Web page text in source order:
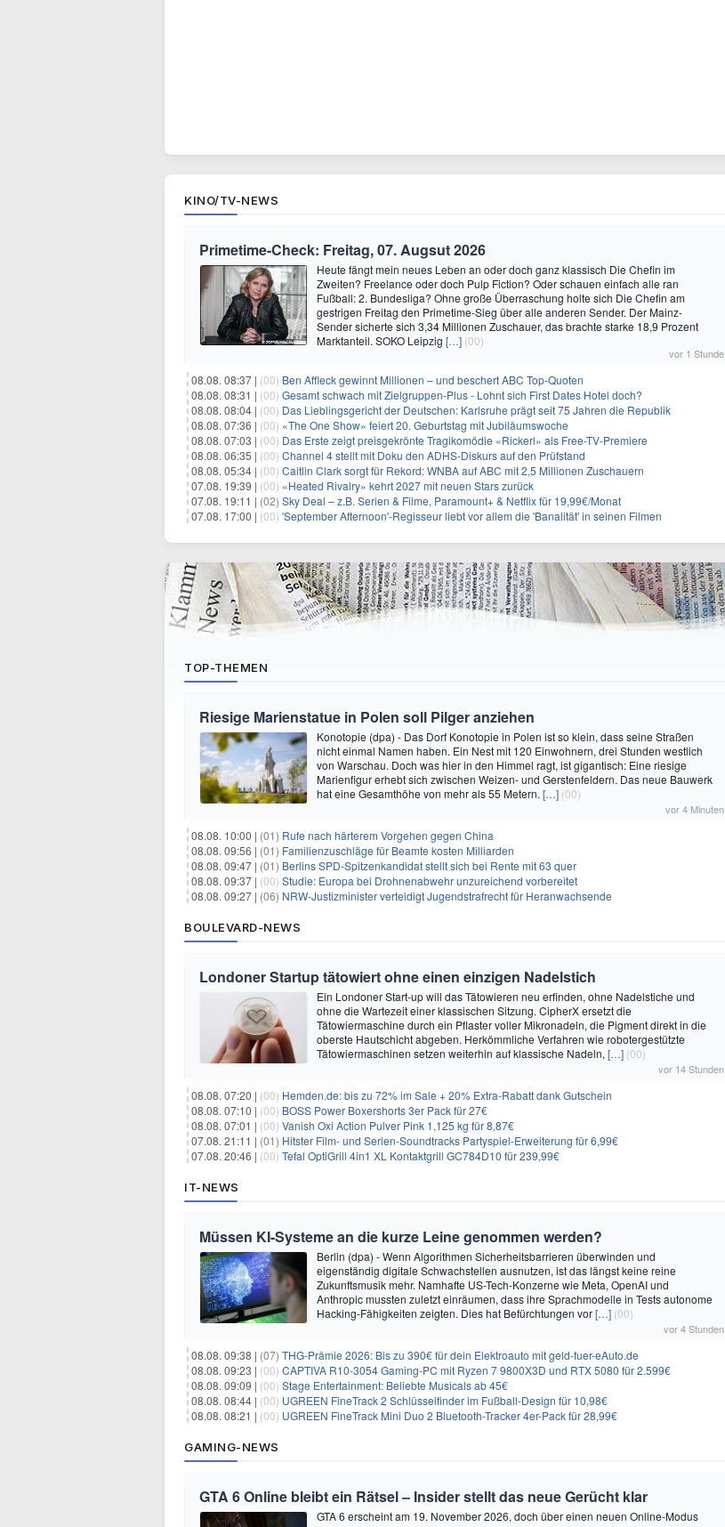
KINO/TV-NEWS
Primetime-Check: Freitag, 07. Augsut 2026
Heute fängt mein neues Leben an oder doch ganz klassisch Die Chefin im
Zweiten? Freelance oder doch Pulp Fiction? Oder schauen einfach alle ran
Fußball: 2. Bundesliga? Ohne große Überraschung holte sich Die Chefin am
gestrigen Freitag den Primetime-Sieg über alle anderen Sender. Der Mainz-
Sender sicherte sich 3,34 Millionen Zuschauer, das brachte starke 18,9 Prozent
Marktanteil. SOKO Leipzig […] (00)
vor 1 Stunde
08.08. 08:37 | (00) Ben Affleck gewinnt Millionen – und beschert ABC Top-Quoten
08.08. 08:31 | (00) Gesamt schwach mit Zielgruppen-Plus - Lohnt sich First Dates Hotel doch?
08.08. 08:04 | (00) Das Lieblingsgericht der Deutschen: Karlsruhe prägt seit 75 Jahren die Republik
08.08. 07:36 | (00) «The One Show» feiert 20. Geburtstag mit Jubiläumswoche
08.08. 07:03 | (00) Das Erste zeigt preisgekrönte Tragikomödie «Rickerl» als Free-TV-Premiere
08.08. 06:35 | (00) Channel 4 stellt mit Doku den ADHS-Diskurs auf den Prüfstand
08.08. 05:34 | (00) Caitlin Clark sorgt für Rekord: WNBA auf ABC mit 2,5 Millionen Zuschauern
07.08. 19:39 | (00) «Heated Rivalry» kehrt 2027 mit neuen Stars zurück
07.08. 19:11 | (02) Sky Deal – z.B. Serien & Filme, Paramount+ & Netflix für 19,99€/Monat
07.08. 17:00 | (00) 'September Afternoon'-Regisseur liebt vor allem die 'Banalität' in seinen Filmen
TOP-THEMEN
Riesige Marienstatue in Polen soll Pilger anziehen
Konotopie (dpa) - Das Dorf Konotopie in Polen ist so klein, dass seine Straßen
nicht einmal Namen haben. Ein Nest mit 120 Einwohnern, drei Stunden westlich
von Warschau. Doch was hier in den Himmel ragt, ist gigantisch: Eine riesige
Marienfigur erhebt sich zwischen Weizen- und Gerstenfeldern. Das neue Bauwerk
hat eine Gesamthöhe von mehr als 55 Metern. […] (00)
vor 4 Minuten
08.08. 10:00 | (01) Rufe nach härterem Vorgehen gegen China
08.08. 09:56 | (01) Familienzuschläge für Beamte kosten Milliarden
08.08. 09:47 | (01) Berlins SPD-Spitzenkandidat stellt sich bei Rente mit 63 quer
08.08. 09:37 | (00) Studie: Europa bei Drohnenabwehr unzureichend vorbereitet
08.08. 09:27 | (06) NRW-Justizminister verteidigt Jugendstrafrecht für Heranwachsende
BOULEVARD-NEWS
Londoner Startup tätowiert ohne einen einzigen Nadelstich
Ein Londoner Start-up will das Tätowieren neu erfinden, ohne Nadelstiche und
ohne die Wartezeit einer klassischen Sitzung. CipherX ersetzt die
Tätowiermaschine durch ein Pflaster voller Mikronadeln, die Pigment direkt in die
oberste Hautschicht abgeben. Herkömmliche Verfahren wie robotergestützte
Tätowiermaschinen setzen weiterhin auf klassische Nadeln, […] (00)
vor 14 Stunden
08.08. 07:20 | (00) Hemden.de: bis zu 72% im Sale + 20% Extra-Rabatt dank Gutschein
08.08. 07:10 | (00) BOSS Power Boxershorts 3er Pack für 27€
08.08. 07:01 | (00) Vanish Oxi Action Pulver Pink 1,125 kg für 8,87€
07.08. 21:11 | (01) Hitster Film- und Serien-Soundtracks Partyspiel-Erweiterung für 6,99€
07.08. 20:46 | (00) Tefal OptiGrill 4in1 XL Kontaktgrill GC784D10 für 239,99€
IT-NEWS
Müssen KI-Systeme an die kurze Leine genommen werden?
Berlin (dpa) - Wenn Algorithmen Sicherheitsbarrieren überwinden und
eigenständig digitale Schwachstellen ausnutzen, ist das längst keine reine
Zukunftsmusik mehr. Namhafte US-Tech-Konzerne wie Meta, OpenAI und
Anthropic mussten zuletzt einräumen, dass ihre Sprachmodelle in Tests autonome
Hacking-Fähigkeiten zeigten. Dies hat Befürchtungen vor[…] (00)
vor 4 Stunden
08.08. 09:38 | (07) THG-Prämie 2026: Bis zu 390€ für dein Elektroauto mit geld-fuer-eAuto.de
08.08. 09:23 | (00) CAPTIVA R10-3054 Gaming-PC mit Ryzen 7 9800X3D und RTX 5080 für 2.599€
08.08. 09:09 | (00) Stage Entertainment: Beliebte Musicals ab 45€
08.08. 08:44 | (00) UGREEN FineTrack 2 Schlüsselfinder im Fußball-Design für 10,98€
08.08. 08:21 | (00) UGREEN FineTrack Mini Duo 2 Bluetooth-Tracker 4er-Pack für 28,99€
GAMING-NEWS
GTA 6 Online bleibt ein Rätsel – Insider stellt das neue Gerücht klar
GTA 6 erscheint am 19. November 2026, doch über einen neuen Online-Modus